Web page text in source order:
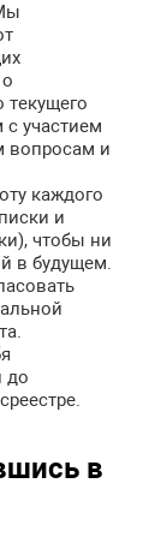
текущего
участием
вопросам и
каждого
и
чтобы ни
в будущем.
до
в